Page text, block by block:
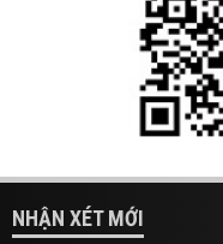
NHẬN XÉT MỚI